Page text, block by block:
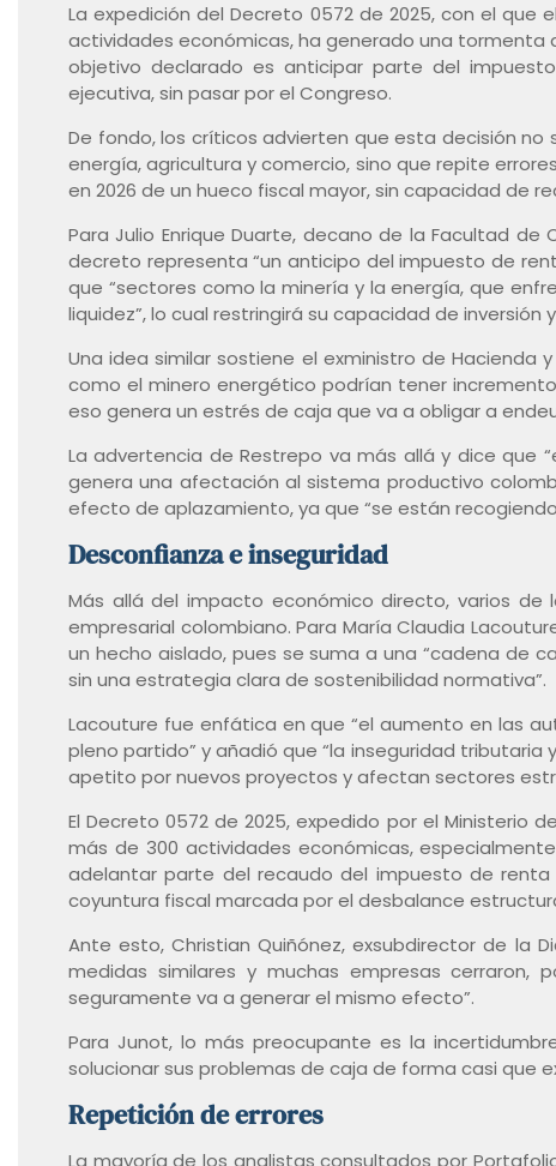
La expedición del Decreto 0572 de 2025, con el
actividades económicas, ha generado una tormenta
objetivo declarado es anticipar parte del
ejecutiva, sin pasar por el Congreso.
De fondo, los críticos advierten que esta decisión
energía, agricultura y comercio, sino que repite
en 2026 de un hueco fiscal mayor, sin capacidad de
Para Julio Enrique Duarte, decano de la Facultad de
decreto representa “un anticipo del impuesto de
que “sectores como la minería y la energía, que
liquidez”, lo cual restringirá su capacidad de
Una idea similar sostiene el exministro de Hacienda
como el minero energético podrían tener
eso genera un estrés de caja que va a obligar a
La advertencia de Restrepo va más allá y dice que
genera una afectación al sistema productivo
efecto de aplazamiento, ya que “se están
Desconfianza e inseguridad
Más allá del impacto económico directo, varios
empresarial colombiano. Para María Claudia
un hecho aislado, pues se suma a una “cadena de
sin una estrategia clara de sostenibilidad normativa”.
Lacouture fue enfática en que “el aumento en las
pleno partido” y añadió que “la inseguridad
apetito por nuevos proyectos y afectan sectores
El Decreto 0572 de 2025, expedido por el
más de 300 actividades económicas,
adelantar parte del recaudo del impuesto de
coyuntura fiscal marcada por el desbalance
Ante esto, Christian Quiñónez, exsubdirector de la
medidas similares y muchas empresas
seguramente va a generar el mismo efecto”.
Para Junot, lo más preocupante es la
solucionar sus problemas de caja de forma casi que
Repetición de errores
La mayoría de los analistas consultados por